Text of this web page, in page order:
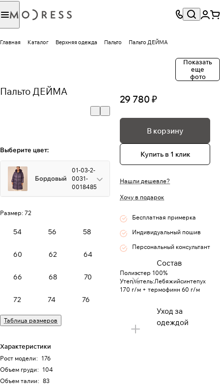
Главная Каталог Верхняя одежда Пальто Пальто ДЕЙМА
Показать
еще
фото
Пальто ДЕЙМА
Выберите цвет:
Бордовый
01-03-2-
0031-
0018485
Размер: 72
54 56 58
60 62 64
66 68 70
72 74 76
Таблица размеров
Характеристики
Рост модели: 176
Объем груди: 104
Объем талии: 83
29 780 ₽
В корзину
Купить в 1 клик
Нашли дешевле?
Хочу в подарок
Бесплатная примерка
Индивидуальный пошив
Персональный консультант
Состав
Полиэстер 100%
Утеплитель:Лебяжийсинтепух
170 г/м + термофинн 60 г/м
Уход за
одеждой